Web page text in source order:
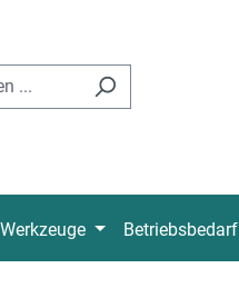
Werkzeuge Betriebsbedarf